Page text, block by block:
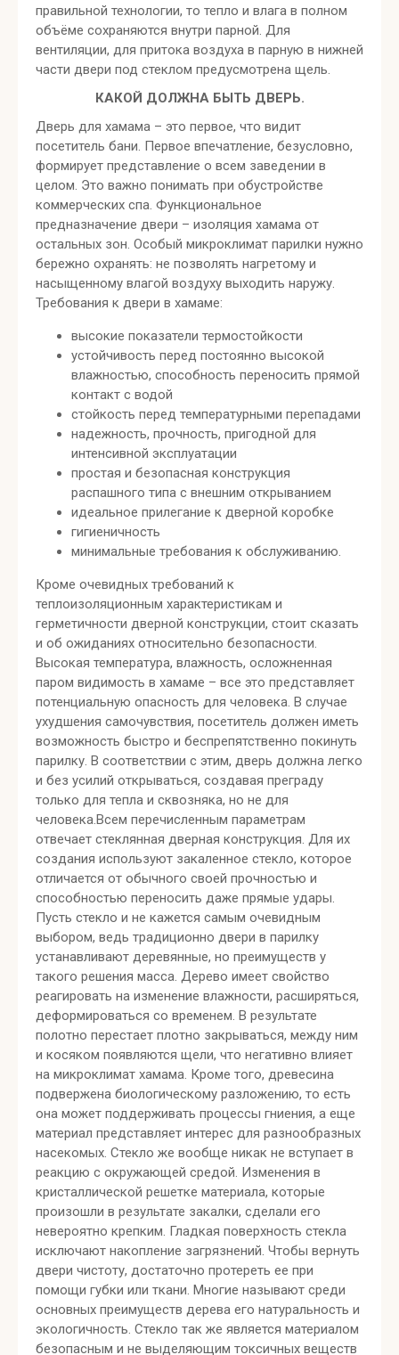
правильной технологии, то тепло и влага в полном
объёме сохраняются внутри парной. Для
вентиляции, для притока воздуха в парную в нижней
части двери под стеклом предусмотрена щель.
КАКОЙ ДОЛЖНА БЫТЬ ДВЕРЬ.
Дверь для хамама – это первое, что видит
посетитель бани. Первое впечатление, безусловно,
формирует представление о всем заведении в
целом. Это важно понимать при обустройстве
коммерческих спа. Функциональное
предназначение двери – изоляция хамама от
остальных зон. Особый микроклимат парилки нужно
бережно охранять: не позволять нагретому и
насыщенному влагой воздуху выходить наружу.
Требования к двери в хамаме:
высокие показатели термостойкости
устойчивость перед постоянно высокой
влажностью, способность переносить прямой
контакт с водой
стойкость перед температурными перепадами
надежность, прочность, пригодной для
интенсивной эксплуатации
простая и безопасная конструкция
распашного типа с внешним открыванием
идеальное прилегание к дверной коробке
гигиеничность
минимальные требования к обслуживанию.
Кроме очевидных требований к
теплоизоляционным характеристикам и
герметичности дверной конструкции, стоит сказать
и об ожиданиях относительно безопасности.
Высокая температура, влажность, осложненная
паром видимость в хамаме – все это представляет
потенциальную опасность для человека. В случае
ухудшения самочувствия, посетитель должен иметь
возможность быстро и беспрепятственно покинуть
парилку. В соответствии с этим, дверь должна легко
и без усилий открываться, создавая преграду
только для тепла и сквозняка, но не для
человека.Всем перечисленным параметрам
отвечает стеклянная дверная конструкция. Для их
создания используют закаленное стекло, которое
отличается от обычного своей прочностью и
способностью переносить даже прямые удары.
Пусть стекло и не кажется самым очевидным
выбором, ведь традиционно двери в парилку
устанавливают деревянные, но преимуществ у
такого решения масса. Дерево имеет свойство
реагировать на изменение влажности, расширяться,
деформироваться со временем. В результате
полотно перестает плотно закрываться, между ним
и косяком появляются щели, что негативно влияет
на микроклимат хамама. Кроме того, древесина
подвержена биологическому разложению, то есть
она может поддерживать процессы гниения, а еще
материал представляет интерес для разнообразных
насекомых. Стекло же вообще никак не вступает в
реакцию с окружающей средой. Изменения в
кристаллической решетке материала, которые
произошли в результате закалки, сделали его
невероятно крепким. Гладкая поверхность стекла
исключают накопление загрязнений. Чтобы вернуть
двери чистоту, достаточно протереть ее при
помощи губки или ткани. Многие называют среди
основных преимуществ дерева его натуральность и
экологичность. Стекло так же является материалом
безопасным и не выделяющим токсичных веществ